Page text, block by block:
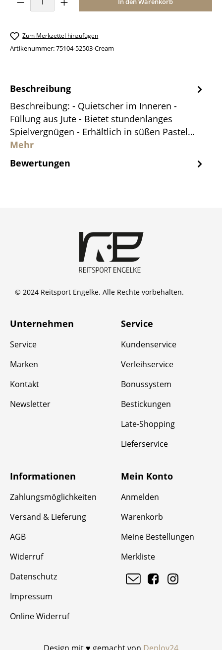
Zum Merkzettel hinzufügen
Artikenummer:75104-52503-Cream
Beschreibung
Beschreibung: - Quietscher im Inneren -
Füllung aus Jute - Bietet stundenlanges
Spielvergnügen - Erhältlich in süßen Pastel…
Mehr
Bewertungen
© 2024 Reitsport Engelke. Alle Rechte vorbehalten.
Unternehmen
Service
Marken
Kontakt
Newsletter
Service
Kundenservice
Verleihservice
Bonussystem
Bestickungen
Late-Shopping
Lieferservice
Informationen
Zahlungsmöglichkeiten
Versand & Lieferung
AGB
Widerruf
Datenschutz
Impressum
Online Widerruf
Mein Konto
Anmelden
Warenkorb
Meine Bestellungen
Merkliste